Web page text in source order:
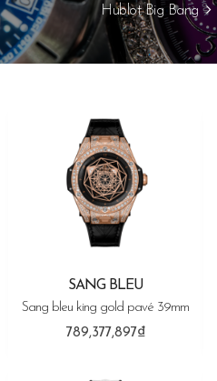
Hublot Big Bang
SANG BLEU
Sang bleu king gold pavé 39mm
789,377,897₫